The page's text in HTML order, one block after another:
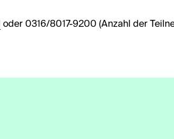
oder 0316/8017-9200 (Anzahl der